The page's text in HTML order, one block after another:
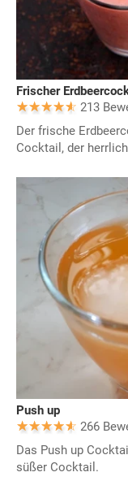
Frischer
213
Der frische
Cocktail, der
Push up
266
Das Push up
süßer Cocktail.